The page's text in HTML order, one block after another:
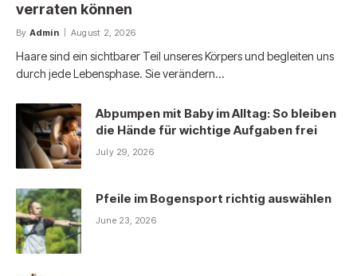
verraten können
By Admin August 2, 2026
Haare sind ein sichtbarer Teil unseres Körpers und begleiten uns
durch jede Lebensphase. Sie verändern…
Abpumpen mit Baby im Alltag: So bleiben
die Hände für wichtige Aufgaben frei
July 29, 2026
Pfeile im Bogensport richtig auswählen
June 23, 2026